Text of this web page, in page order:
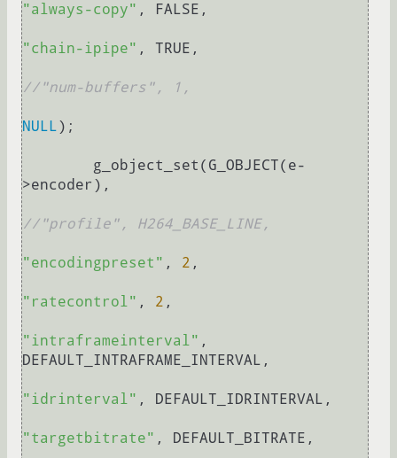
"always-copy" , FALSE,
"chain-ipipe" , TRUE,
//"num-buffers", 1,
NULL);
>encoder),
//"profile", H264_BASE_LINE,
"encodingpreset" , 2 ,
"ratecontrol" , 2 ,
"intraframeinterval" ,
DEFAULT_INTRAFRAME_INTERVAL,
"idrinterval" , DEFAULT_IDRINTERVAL,
"targetbitrate" , DEFAULT_BITRATE,